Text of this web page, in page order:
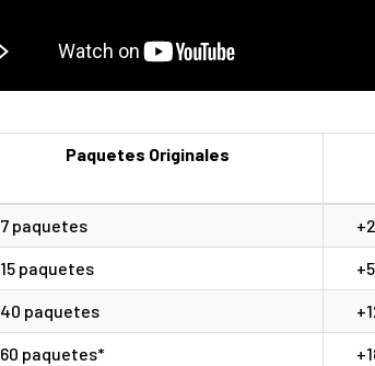
Paquetes Originales
7 paquetes
15 paquetes
40 paquetes
60 paquetes*